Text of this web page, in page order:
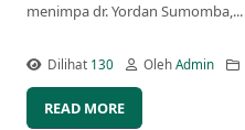
menimpa dr. Yordan Sumomba,...
Dilihat 130 OlehAdmin
READ MORE